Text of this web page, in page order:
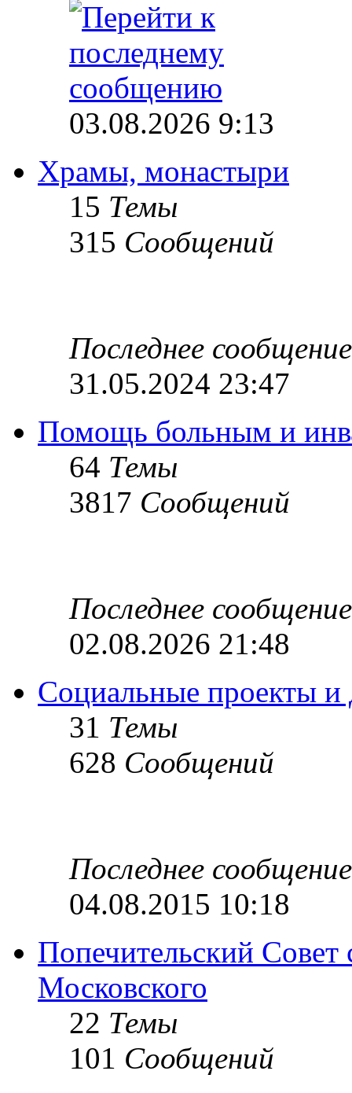
03.08.2026 9:13
Храмы, монастыри
15 Темы
315 Сообщений
Последнее сообщение
31.05.2024 23:47
Помощь больным и
64 Темы
3817 Сообщений
Последнее сообщение
02.08.2026 21:48
Социальные проекты и
31 Темы
628 Сообщений
Последнее сообщение
04.08.2015 10:18
Попечительский Совет
Московского
22 Темы
101 Сообщений